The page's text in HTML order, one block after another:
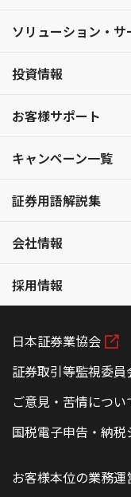
ソリューション・サ
投資情報
お客様サポート
キャンペーン一覧
証券用語解説集
会社情報
採用情報
日本証券業協会
証券取引等監視委
ご意見・苦情につい
国税電子申告・納
お客様本位の業務